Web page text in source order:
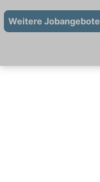
Weitere Jobangebote